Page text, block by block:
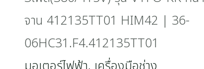
จาน 412135TT01 HIM42 | 36-
06HC31.F4.412135TT01